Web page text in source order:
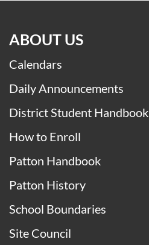
ABOUT US
Calendars
Daily Announcements
District Student Handbook
How to Enroll
Patton Handbook
Patton History
School Boundaries
Site Council